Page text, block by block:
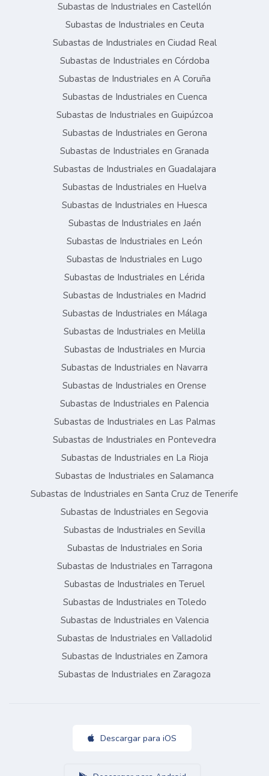
Subastas de Industriales en Castellón
Subastas de Industriales en Ceuta
Subastas de Industriales en Ciudad Real
Subastas de Industriales en Córdoba
Subastas de Industriales en A Coruña
Subastas de Industriales en Cuenca
Subastas de Industriales en Guipúzcoa
Subastas de Industriales en Gerona
Subastas de Industriales en Granada
Subastas de Industriales en Guadalajara
Subastas de Industriales en Huelva
Subastas de Industriales en Huesca
Subastas de Industriales en Jaén
Subastas de Industriales en León
Subastas de Industriales en Lugo
Subastas de Industriales en Lérida
Subastas de Industriales en Madrid
Subastas de Industriales en Málaga
Subastas de Industriales en Melilla
Subastas de Industriales en Murcia
Subastas de Industriales en Navarra
Subastas de Industriales en Orense
Subastas de Industriales en Palencia
Subastas de Industriales en Las Palmas
Subastas de Industriales en Pontevedra
Subastas de Industriales en La Rioja
Subastas de Industriales en Salamanca
Subastas de Industriales en Santa Cruz de Tenerife
Subastas de Industriales en Segovia
Subastas de Industriales en Sevilla
Subastas de Industriales en Soria
Subastas de Industriales en Tarragona
Subastas de Industriales en Teruel
Subastas de Industriales en Toledo
Subastas de Industriales en Valencia
Subastas de Industriales en Valladolid
Subastas de Industriales en Zamora
Subastas de Industriales en Zaragoza
Descargar para iOS